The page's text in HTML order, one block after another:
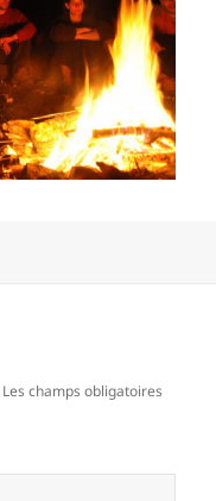
Les champs obligatoires